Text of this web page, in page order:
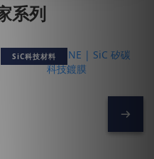
系列
SiC科技材料